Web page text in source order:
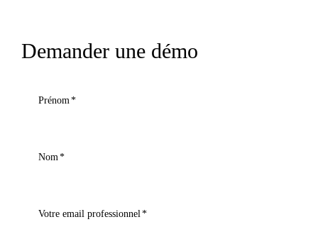
Demander une démo
Prénom *
Nom *
Votre email professionnel *